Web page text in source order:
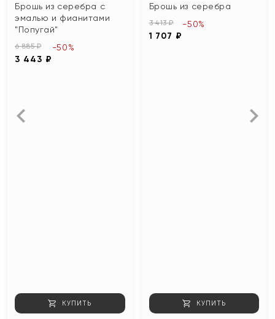
Брошь из серебра с
эмалью и фианитами
"Попугай"
6 885 ₽
3 443 ₽
-50%
КУПИТЬ
Брошь из серебра
3 413 ₽
1 707 ₽
-50%
КУПИТЬ